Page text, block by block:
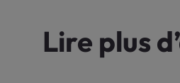
Lire plus